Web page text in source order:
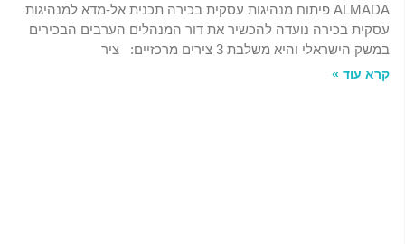
ALMADA פיתוח מנהיגות עסקית בכירה תכנית אל-מדא למנהיגות
עסקית בכירה נועדה להכשיר את דור המנהלים הערבים הבכירים
במשק הישראלי והיא משלבת 3 צירים מרכזיים: ציר
קרא עוד »